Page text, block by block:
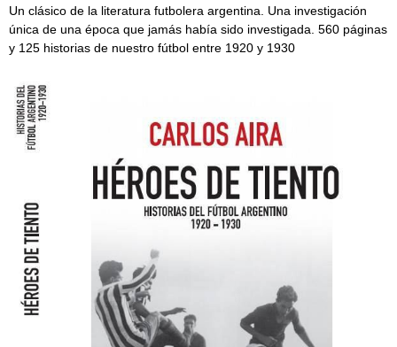
Un clásico de la literatura futbolera argentina. Una investigación
única de una época que jamás había sido investigada. 560 páginas
y 125 historias de nuestro fútbol entre 1920 y 1930